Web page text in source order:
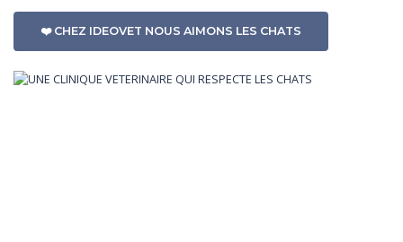
❤️ CHEZ IDEOVET NOUS AIMONS LES CHATS